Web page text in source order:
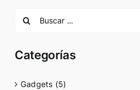
Categorías
Gadgets (5)